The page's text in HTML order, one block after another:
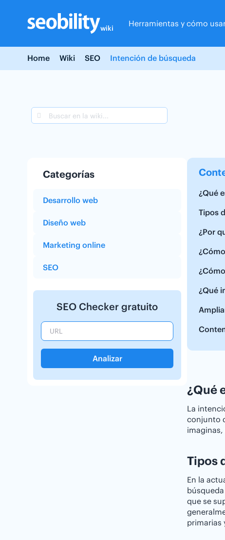
content
wiki Herramientas y cómo
Home Wiki SEO Intención de búsqueda
Categorías
Desarrollo web
Diseño web
Marketing online
SEO
SEO Checker gratuito
Analizar
¿Qué
Tipos
¿Por
¿Qué
¿Qué
La
conjunto
Tipos
En la
que se
primarias